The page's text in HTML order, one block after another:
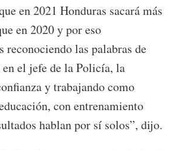
en 2021 Honduras sacará más
en 2020 y por eso
reconociendo las palabras de
el jefe de la Policía, la
y trabajando como
con entrenamiento
hablan por sí solos”, dijo.